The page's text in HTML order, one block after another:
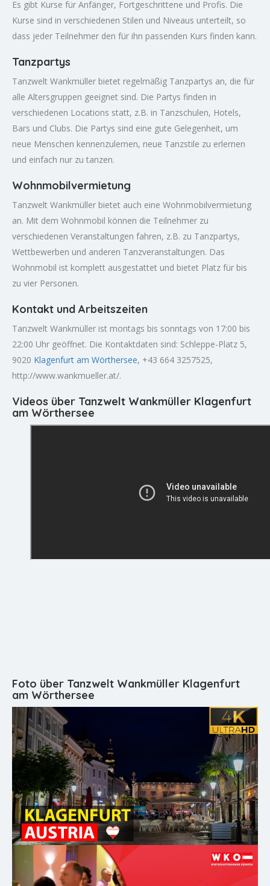
Es gibt Kurse für Anfänger, Fortgeschrittene und Profis. Die
Kurse sind in verschiedenen Stilen und Niveaus unterteilt, so
dass jeder Teilnehmer den für ihn passenden Kurs finden kann.
Tanzpartys
Tanzwelt Wankmüller bietet regelmäßig Tanzpartys an, die für
alle Altersgruppen geeignet sind. Die Partys finden in
verschiedenen Locations statt, z.B. in Tanzschulen, Hotels,
Bars und Clubs. Die Partys sind eine gute Gelegenheit, um
neue Menschen kennenzulernen, neue Tanzstile zu erlernen
und einfach nur zu tanzen.
Wohnmobilvermietung
Tanzwelt Wankmüller bietet auch eine Wohnmobilvermietung
an. Mit dem Wohnmobil können die Teilnehmer zu
verschiedenen Veranstaltungen fahren, z.B. zu Tanzpartys,
Wettbewerben und anderen Tanzveranstaltungen. Das
Wohnmobil ist komplett ausgestattet und bietet Platz für bis
zu vier Personen.
Kontakt und Arbeitszeiten
Tanzwelt Wankmüller ist montags bis sonntags von 17:00 bis
22:00 Uhr geöffnet. Die Kontaktdaten sind: Schleppe-Platz 5,
9020 Klagenfurt am Wörthersee, +43 664 3257525,
http://www.wankmueller.at/.
Videos über Tanzwelt Wankmüller Klagenfurt
am Wörthersee
Foto über Tanzwelt Wankmüller Klagenfurt
am Wörthersee